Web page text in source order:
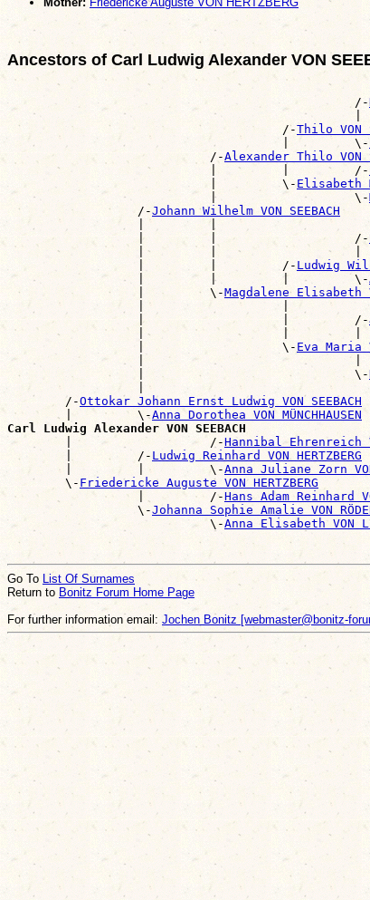
Ancestors of Carl Ludwig Alexander VON
                                                /-
|
                                      /-
Thilo VON
                                      |         \-
                            /-
Alexander Thilo VON
                            |         |         /-
                            |         \-
Elisabeth
                            |                   \-
                  /-
Johann Wilhelm VON SEEBACH
|         |
                  |         |                   /-
|         |                   |
                  |         |         /-
Ludwig
                  |         |         |         \-
                  |         \-
Magdalene Elisabeth
|                   |
                  |                   |         /-
|                   |         |
                  |                   \-
Eva Maria
|                             |
                  |                             \-
|
        /-
Ottokar Johann Ernst Ludwig VON SEEBACH
        |         \-
Anna Dorothea VON MÜNCHHAUSEN
Carl Ludwig Alexander VON SEEBACH
|                   /-Hannibal Ehrenreich
        |         /-
Ludwig Reinhard VON HERTZBERG
        |         |         \-
Anna Juliane Zorn
        \-
Friedericke Auguste VON HERTZBERG
                  |         /-
Hans Adam Reinhard
                  \-
Johanna Sophie Amalie VON
                            \-
Anna Elisabeth VON
Go To List Of Surnames
Return to Bonitz Forum Home Page
For further information email: Jochen Bonitz [webmaster@bonitz-